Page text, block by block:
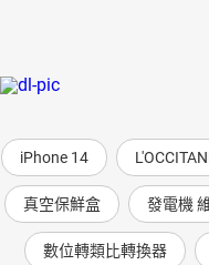
iPhone 14
真空保鮮盒 發電機
數位轉類比轉換器